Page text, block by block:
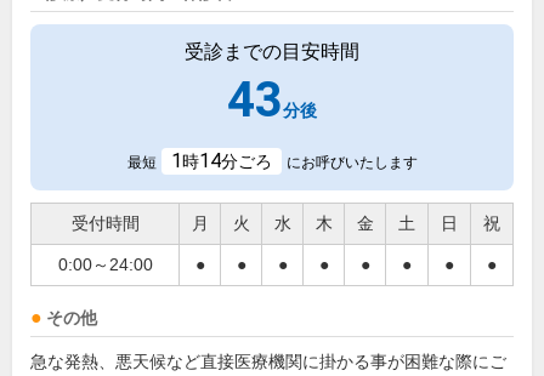
受診までの目安時間
43分後
最短 1時14分ごろ にお呼びいたします
受付時間 月 火 水 木 金 土 日 祝
0:00～24:00 ● ● ● ● ● ● ● ●
その他
急な発熱、悪天候など直接医療機関に掛かる事が困難な際にご